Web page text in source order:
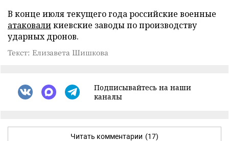
В конце июля текущего года российские военные
атаковаликиевские заводы по производству
ударных дронов.
Текст: Елизавета Шишкова
Подписывайтесь на наши
каналы
Читать комментарии (17)